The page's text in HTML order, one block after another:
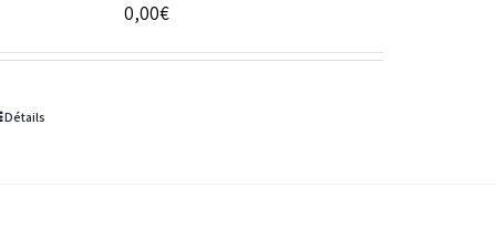
0,00€
Détails